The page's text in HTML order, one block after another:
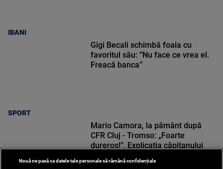
IBANI
SPORT
Gigi Becali schimbă foaia cu
favoritul său: ”Nu face ce vrea el.
Freacă banca”
Mario Camora, la pământ după
CFR Cluj - Tromso: „Foarte
dureros!”. Explicația căpitanului
Nouă ne pasă ca datele tale personale să rămână confidențiale